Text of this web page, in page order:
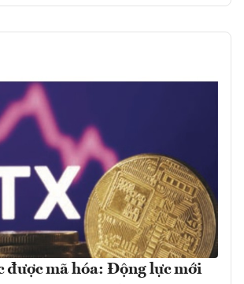
được mã hóa: Động lực mới